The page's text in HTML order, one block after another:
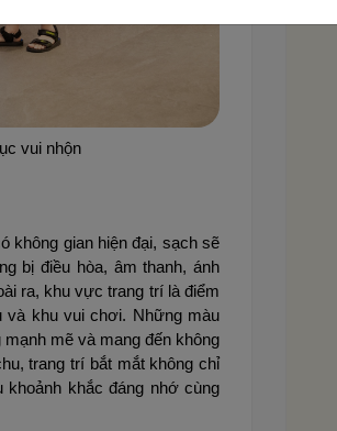
vui nhộn
không gian hiện đại, sạch sẽ
bị điều hòa, âm thanh, ánh
ra, khu vực trang trí là điểm
và khu vui chơi. Những màu
mẽ và mang đến không
trang trí bắt mắt không chỉ
khắc đáng nhớ cùng